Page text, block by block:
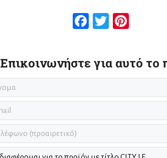
Facebook
Twitter
Επικοινωνήστε για αυτό το